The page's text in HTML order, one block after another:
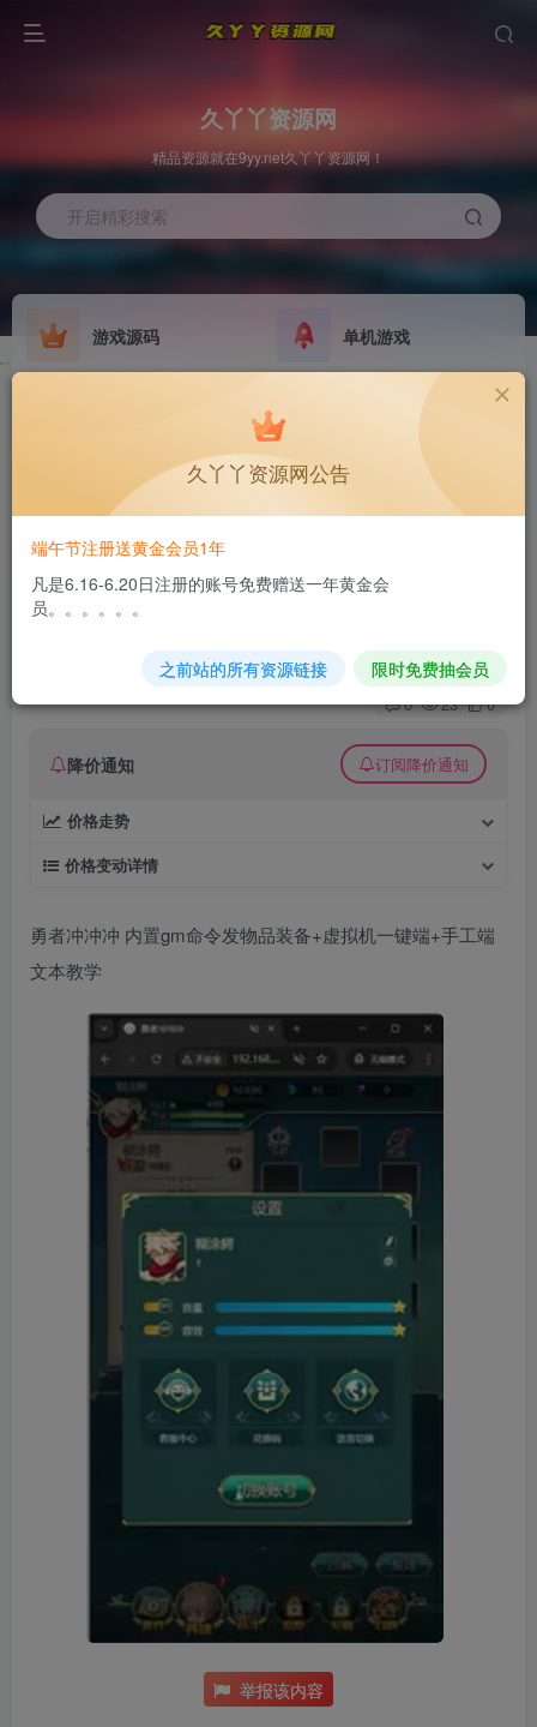
久丫丫资源网
精品资源就在9yy.net久丫丫资源网！
开启精彩搜索
游戏源码 单机游戏
GO
欢迎大家无偿赞助！
勇者冲冲冲 内置gm命令发物品装备+虚拟机一键
端+手工端文本教学
4个月前更新
关注 私信
0 23 0
降价通知 订阅降价通知
价格走势
价格变动详情
勇者冲冲冲 内置gm命令发物品装备+虚拟机一键端+手工端
文本教学
举报该内容
久丫丫资源网公告
端午节注册送黄金会员1年
凡是6.16-6.20日注册的账号免费赠送一年黄金会
员。。。。。。
之前站的所有资源链接 限时免费抽会员